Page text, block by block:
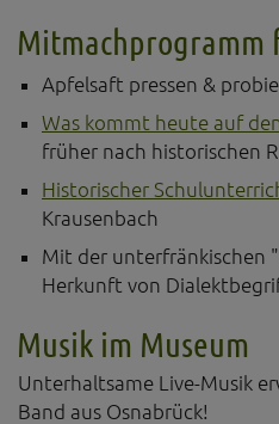
Seitenaufrufe als Statistik. Die
ausschließlich auf unseren eigenen
AnonymizeIP zur Anonymisierung
wird und nicht mehr Ihrem Besuch
werden kann.
YouTube / Vimeo
Videos werden über die Plattformen
bewirkt laut YouTube, dass YouTube
Besucher auf dieser Website
Eingebundene Inhalte
Optional sind externe Inhalte auf den
eingebunden. Das können
Mitmachprogramm
Apfelsaft pressen &
Was kommt heute auf
früher nach historischen
Historischer
Krausenbach
Mit der unterfränkischen
Herkunft von
Musik im Museum
Unterhaltsame Live-Musik
Band aus Osnabrück!